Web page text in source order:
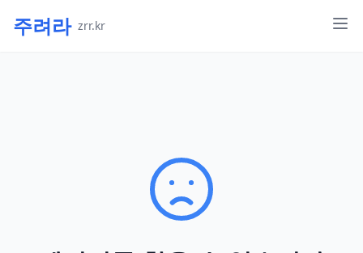
주려라 zrr.kr